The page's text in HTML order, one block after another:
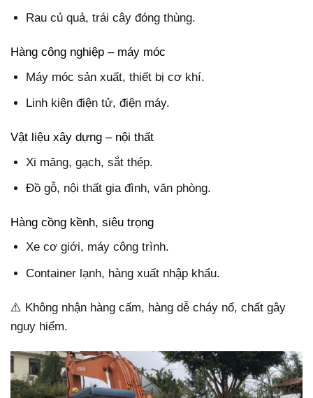
Rau củ quả, trái cây đóng thùng.
Hàng công nghiệp – máy móc
Máy móc sản xuất, thiết bị cơ khí.
Linh kiện điện tử, điện máy.
Vật liệu xây dựng – nội thất
Xi măng, gạch, sắt thép.
Đồ gỗ, nội thất gia đình, văn phòng.
Hàng cồng kềnh, siêu trọng
Xe cơ giới, máy công trình.
Container lạnh, hàng xuất nhập khẩu.
⚠️ Không nhận hàng cấm, hàng dễ cháy nổ, chất gây
nguy hiểm.